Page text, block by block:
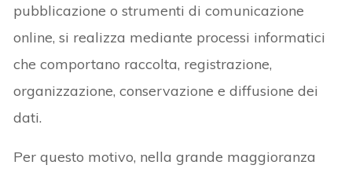
pubblicazione o strumenti di comunicazione
online, si realizza mediante processi informatici
che comportano raccolta, registrazione,
organizzazione, conservazione e diffusione dei
dati.
Per questo motivo, nella grande maggioranza